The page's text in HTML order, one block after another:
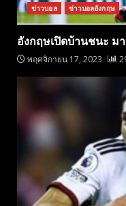
ข่าวบอล ข่าวบอลอังกฤษ
อังกฤษเปิดบ้านชนะ ม
พฤศจิกายน 17, 2023